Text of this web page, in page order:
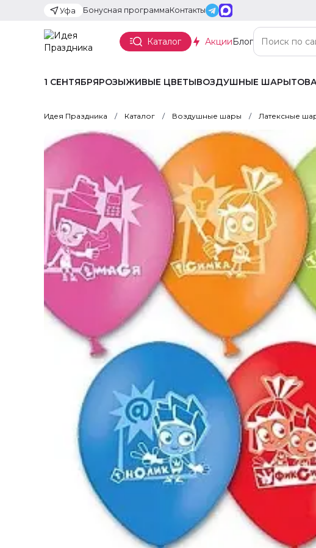
Уфа Бонусная программаКонтакты
Каталог АкцииБлог
1 СЕНТЯБРЯРОЗЫЖИВЫЕ ЦВЕТЫВОЗДУШНЫЕ ШАРЫ
Идея Праздника Каталог Воздушные шары Латексные